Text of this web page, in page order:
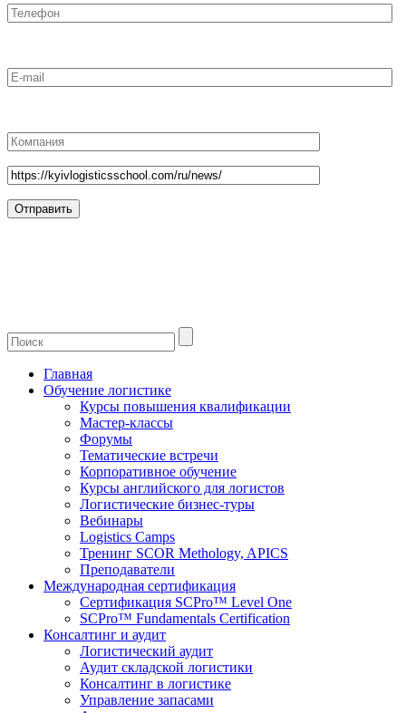
Главная
Обучение логистике
Курсы повышения квалификации
Мастер-классы
Форумы
Тематические встречи
Корпоративное обучение
Курсы английского для логистов
Логистические бизнес-туры
Вебинары
Logistics Camps
Тренинг SCOR Methology, APICS
Преподаватели
Международная сертификация
Сертификация SCPro™ Level One
SCPro™ Fundamentals Certification
Консалтинг и аудит
Логистический аудит
Аудит складской логистики
Консалтинг в логистике
Управление запасами